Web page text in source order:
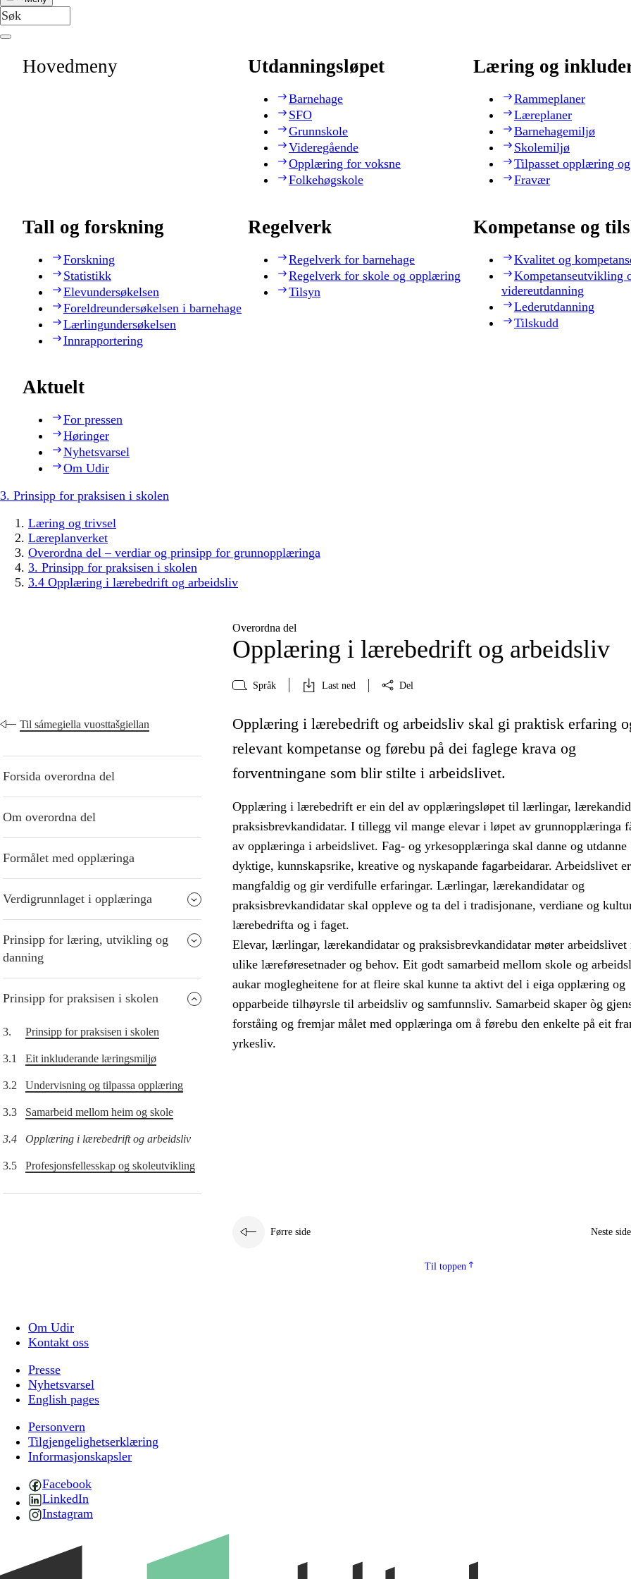
Hovedmeny Utdanningsløpet
Barnehage
SFO
Grunnskole
Videregående
Opplæring for voksne
Folkehøgskole
Læring og
Rammeplaner
Læreplaner
Barnehagemiljø
Skolemiljø
Tilpasset opplæring
Fravær
Tall og forskning
Forskning
Statistikk
Elevundersøkelsen
Foreldreundersøkelsen i barnehage
Lærlingundersøkelsen
Innrapportering
Regelverk
Regelverk for barnehage
Regelverk for skole og opplæring
Tilsyn
Kompetanse og
Kvalitet og
Kompetanseutvikling
videreutdanning
Lederutdanning
Tilskudd
Aktuelt
For pressen
Høringer
Nyhetsvarsel
Om Udir
3. Prinsipp for praksisen i skolen
Læring og trivsel
Læreplanverket
Overordna del – verdiar og prinsipp for grunnopplæringa
3. Prinsipp for praksisen i skolen
3.4 Opplæring i lærebedrift og arbeidsliv
Overordna del
Opplæring i lærebedrift og arbeidsliv
Språk Last ned Del
Til sámegiella vuosttašgiellan
Forsida overordna del
Om overordna del
Formålet med opplæringa
Verdigrunnlaget i opplæringa
Prinsipp for læring, utvikling og
danning
Prinsipp for praksisen i skolen
3. Prinsipp for praksisen i skolen
3.1 Eit inkluderande læringsmiljø
3.2 Undervisning og tilpassa opplæring
3.3 Samarbeid mellom heim og skole
3.4 Opplæring i lærebedrift og arbeidsliv
3.5 Profesjonsfellesskap og skoleutvikling
Opplæring i lærebedrift og arbeidsliv skal gi praktisk erfaring
relevant kompetanse og førebu på dei faglege krava og
forventningane som blir stilte i arbeidslivet.
Opplæring i lærebedrift er ein del av opplæringsløpet til lærlingar,
praksisbrevkandidatar. I tillegg vil mange elevar i løpet av grunnopplæringa
av opplæringa i arbeidslivet. Fag- og yrkesopplæringa skal danne og utdanne
dyktige, kunnskapsrike, kreative og nyskapande fagarbeidarar. Arbeidslivet er
mangfaldig og gir verdifulle erfaringar. Lærlingar, lærekandidatar og
praksisbrevkandidatar skal oppleve og ta del i tradisjonane, verdiane og
lærebedrifta og i faget.
Elevar, lærlingar, lærekandidatar og praksisbrevkandidatar møter arbeidslivet
ulike læreføresetnader og behov. Eit godt samarbeid mellom skole og
aukar moglegheitene for at fleire skal kunne ta aktivt del i eiga opplæring og
opparbeide tilhøyrsle til arbeidsliv og samfunnsliv. Samarbeid skaper òg
forståing og fremjar målet med opplæringa om å førebu den enkelte på eit
yrkesliv.
Førre side Neste side
Til toppen
Om Udir
Kontakt oss
Presse
Nyhetsvarsel
English pages
Personvern
Tilgjengelighetserklæring
Informasjonskapsler
Facebook
LinkedIn
Instagram